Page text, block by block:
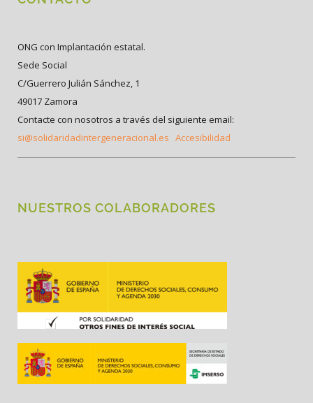
ONG con Implantación estatal.
Sede Social
C/Guerrero Julián Sánchez, 1
49017 Zamora
Contacte con nosotros a través del siguiente email:
si@solidaridadintergeneracional.es Accesibilidad
NUESTROS COLABORADORES